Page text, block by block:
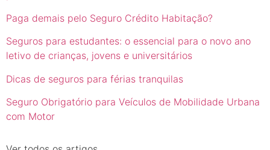
Paga demais pelo Seguro Crédito Habitação?
Seguros para estudantes: o essencial para o novo ano
letivo de crianças, jovens e universitários
Dicas de seguros para férias tranquilas
Seguro Obrigatório para Veículos de Mobilidade Urbana
com Motor